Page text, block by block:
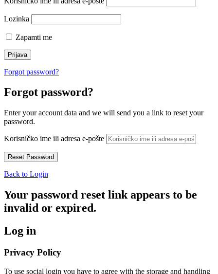
Lozinka
Zapamti me
Forgot password?
Forgot password?
Enter your account data and we will send you a link to reset your
password.
Korisničko ime ili adresa e-pošte
Back to Login
Your password reset link appears to be
invalid or expired.
Log in
Privacy Policy
To use social login you have to agree with the storage and handling